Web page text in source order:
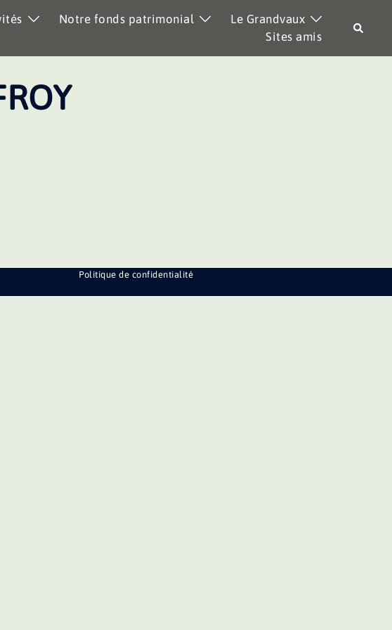
Notre fonds patrimonial
Le Grandvaux
Sites amis
Politique de confidentialité